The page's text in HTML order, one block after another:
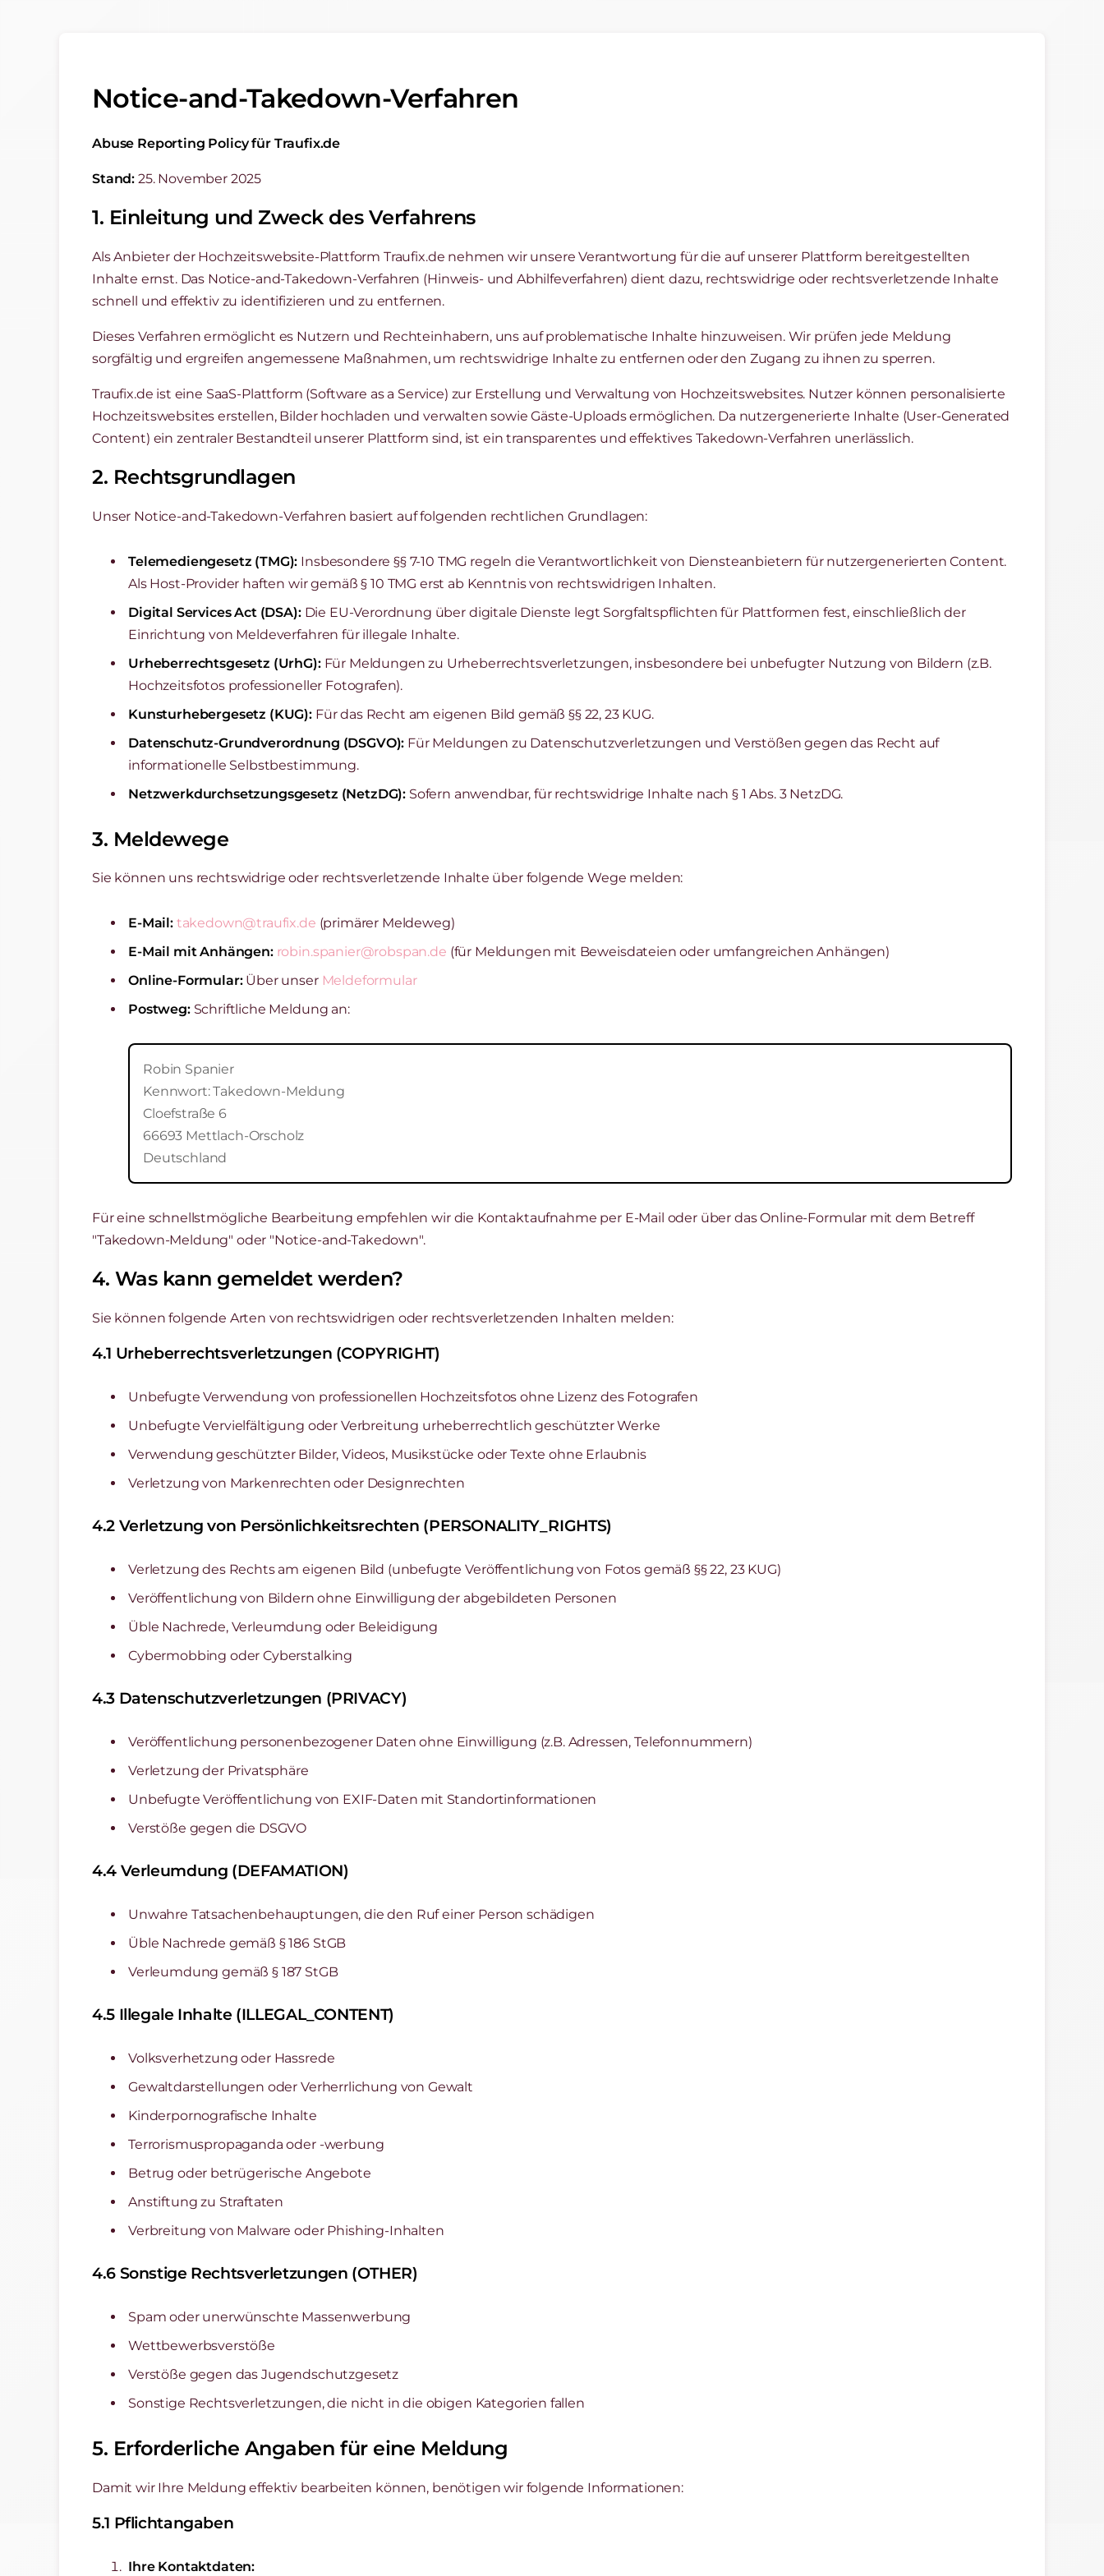
Notice-and-Takedown-Verfahren
Abuse Reporting Policy für Traufix.de
Stand: 25. November 2025
1. Einleitung und Zweck des Verfahrens
Als Anbieter der Hochzeitswebsite-Plattform Traufix.de nehmen wir unsere Verantwortung für die auf unserer Plattform bereitgestellten
Inhalte ernst. Das Notice-and-Takedown-Verfahren (Hinweis- und Abhilfeverfahren) dient dazu, rechtswidrige oder rechtsverletzende Inhalte
schnell und effektiv zu identifizieren und zu entfernen.
Dieses Verfahren ermöglicht es Nutzern und Rechteinhabern, uns auf problematische Inhalte hinzuweisen. Wir prüfen jede Meldung
sorgfältig und ergreifen angemessene Maßnahmen, um rechtswidrige Inhalte zu entfernen oder den Zugang zu ihnen zu sperren.
Traufix.de ist eine SaaS-Plattform (Software as a Service) zur Erstellung und Verwaltung von Hochzeitswebsites. Nutzer können personalisierte
Hochzeitswebsites erstellen, Bilder hochladen und verwalten sowie Gäste-Uploads ermöglichen. Da nutzergenerierte Inhalte (User-Generated
Content) ein zentraler Bestandteil unserer Plattform sind, ist ein transparentes und effektives Takedown-Verfahren unerlässlich.
2. Rechtsgrundlagen
Unser Notice-and-Takedown-Verfahren basiert auf folgenden rechtlichen Grundlagen:
Telemediengesetz (TMG): Insbesondere §§ 7-10 TMG regeln die Verantwortlichkeit von Diensteanbietern für nutzergenerierten Content.
Als Host-Provider haften wir gemäß § 10 TMG erst ab Kenntnis von rechtswidrigen Inhalten.
Digital Services Act (DSA):Die EU-Verordnung über digitale Dienste legt Sorgfaltspflichten für Plattformen fest, einschließlich der
Einrichtung von Meldeverfahren für illegale Inhalte.
Urheberrechtsgesetz (UrhG):Für Meldungen zu Urheberrechtsverletzungen, insbesondere bei unbefugter Nutzung von Bildern (z.B.
Hochzeitsfotos professioneller Fotografen).
Kunsturhebergesetz (KUG): Für das Recht am eigenen Bild gemäß §§ 22, 23 KUG.
Datenschutz-Grundverordnung (DSGVO): Für Meldungen zu Datenschutzverletzungen und Verstößen gegen das Recht auf
informationelle Selbstbestimmung.
Netzwerkdurchsetzungsgesetz (NetzDG): Sofern anwendbar, für rechtswidrige Inhalte nach § 1 Abs. 3 NetzDG.
3. Meldewege
Sie können uns rechtswidrige oder rechtsverletzende Inhalte über folgende Wege melden:
E-Mail: takedown@traufix.de (primärer Meldeweg)
E-Mail mit Anhängen: robin.spanier@robspan.de (für Meldungen mit Beweisdateien oder umfangreichen Anhängen)
Online-Formular:Über unser Meldeformular
Postweg:Schriftliche Meldung an:
Robin Spanier
Kennwort: Takedown-Meldung
Cloefstraße 6
66693 Mettlach-Orscholz
Deutschland
Für eine schnellstmögliche Bearbeitung empfehlen wir die Kontaktaufnahme per E-Mail oder über das Online-Formular mit dem Betreff
"Takedown-Meldung" oder "Notice-and-Takedown".
4. Was kann gemeldet werden?
Sie können folgende Arten von rechtswidrigen oder rechtsverletzenden Inhalten melden:
4.1 Urheberrechtsverletzungen (COPYRIGHT)
Unbefugte Verwendung von professionellen Hochzeitsfotos ohne Lizenz des Fotografen
Unbefugte Vervielfältigung oder Verbreitung urheberrechtlich geschützter Werke
Verwendung geschützter Bilder, Videos, Musikstücke oder Texte ohne Erlaubnis
Verletzung von Markenrechten oder Designrechten
4.2 Verletzung von Persönlichkeitsrechten (PERSONALITY_RIGHTS)
Verletzung des Rechts am eigenen Bild (unbefugte Veröffentlichung von Fotos gemäß §§ 22, 23 KUG)
Veröffentlichung von Bildern ohne Einwilligung der abgebildeten Personen
Üble Nachrede, Verleumdung oder Beleidigung
Cybermobbing oder Cyberstalking
4.3 Datenschutzverletzungen (PRIVACY)
Veröffentlichung personenbezogener Daten ohne Einwilligung (z.B. Adressen, Telefonnummern)
Verletzung der Privatsphäre
Unbefugte Veröffentlichung von EXIF-Daten mit Standortinformationen
Verstöße gegen die DSGVO
4.4 Verleumdung (DEFAMATION)
Unwahre Tatsachenbehauptungen, die den Ruf einer Person schädigen
Üble Nachrede gemäß § 186 StGB
Verleumdung gemäß § 187 StGB
4.5 Illegale Inhalte (ILLEGAL_CONTENT)
Volksverhetzung oder Hassrede
Gewaltdarstellungen oder Verherrlichung von Gewalt
Kinderpornografische Inhalte
Terrorismuspropaganda oder -werbung
Betrug oder betrügerische Angebote
Anstiftung zu Straftaten
Verbreitung von Malware oder Phishing-Inhalten
4.6 Sonstige Rechtsverletzungen (OTHER)
Spam oder unerwünschte Massenwerbung
Wettbewerbsverstöße
Verstöße gegen das Jugendschutzgesetz
Sonstige Rechtsverletzungen, die nicht in die obigen Kategorien fallen
5. Erforderliche Angaben für eine Meldung
Damit wir Ihre Meldung effektiv bearbeiten können, benötigen wir folgende Informationen:
5.1 Pflichtangaben
Ihre Kontaktdaten: